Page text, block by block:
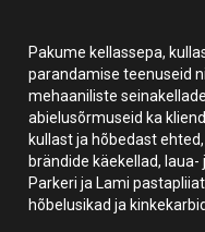
Pakume kellassepa,
parandamise teenuseid
mehaaniliste
abielusõrmuseid ka
kullast ja hõbedast
brändide käekellad,
Parkeri ja Lami
hõbelusikad ja kinkekarbid.